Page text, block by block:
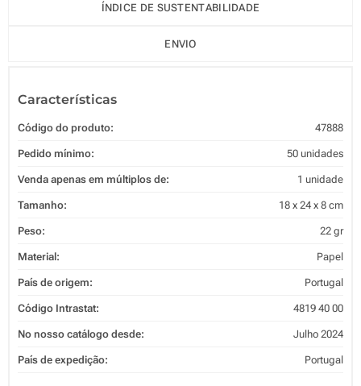
ÍNDICE DE SUSTENTABILIDADE
ENVIO
Características
Código do produto: 47888
Pedido mínimo: 50 unidades
Venda apenas em múltiplos de: 1 unidade
Tamanho: 18 x 24 x 8 cm
Peso: 22 gr
Material: Papel
País de origem: Portugal
Código Intrastat: 4819 40 00
No nosso catálogo desde: Julho 2024
País de expedição: Portugal